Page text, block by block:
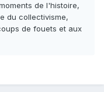
de l'histoire,
du collectivisme,
de fouets et aux